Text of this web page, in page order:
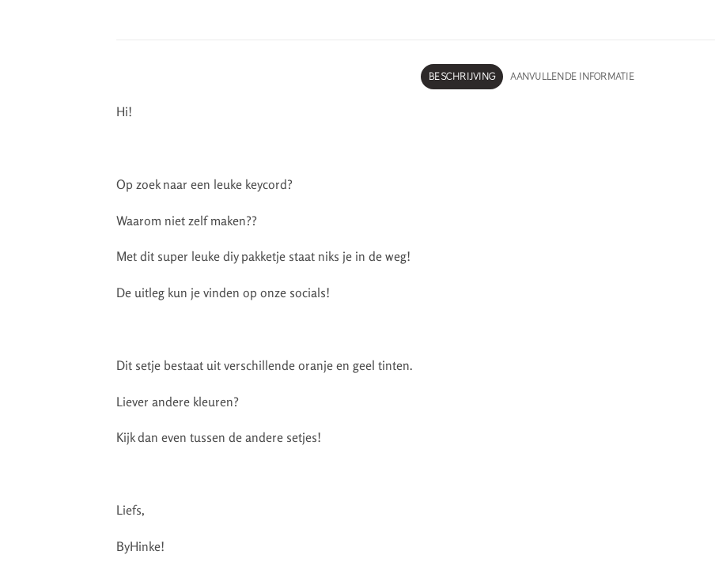
BESCHRIJVING AANVULLENDE INFORMATIE
Hi!
Op zoek naar een leuke keycord?
Waarom niet zelf maken??
Met dit super leuke diy pakketje staat niks je in de weg!
De uitleg kun je vinden op onze socials!
Dit setje bestaat uit verschillende oranje en geel tinten.
Liever andere kleuren?
Kijk dan even tussen de andere setjes!
Liefs,
ByHinke!